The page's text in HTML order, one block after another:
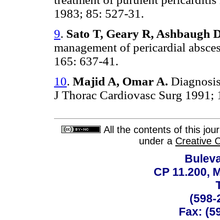
1983; 85: 527-31.
9. Sato T, Geary R, Ashbaugh
management of pericardial
165: 637-41.
10. Majid A, Omar A.
J Thorac Cardiovasc Surg 1991;
All the contents of this
under a Creative
CP 11.200,
(598-
Fax: